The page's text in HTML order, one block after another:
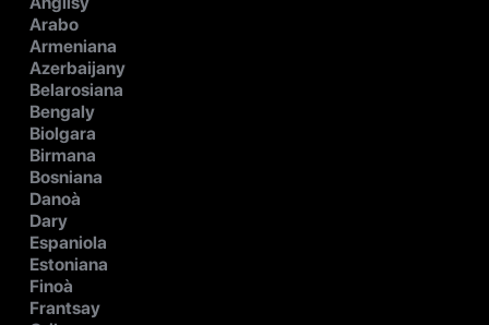
Arabo
Armeniana
Azerbaijany
Belarosiana
Bengaly
Biolgara
Birmana
Bosniana
Danoà
Dary
Espaniola
Estoniana
Finoà
Frantsay